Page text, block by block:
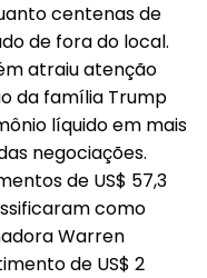
centenas de
de fora do local.
atraiu atenção
da família Trump
líquido em mais
negociações.
de US$ 57,3
como
Warren
de US$ 2